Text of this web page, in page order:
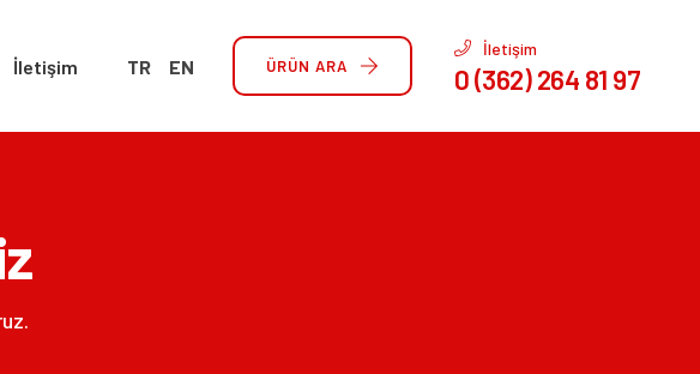
İletişim TR EN ÜRÜN ARA
İletişim
0 (362) 264 81 97